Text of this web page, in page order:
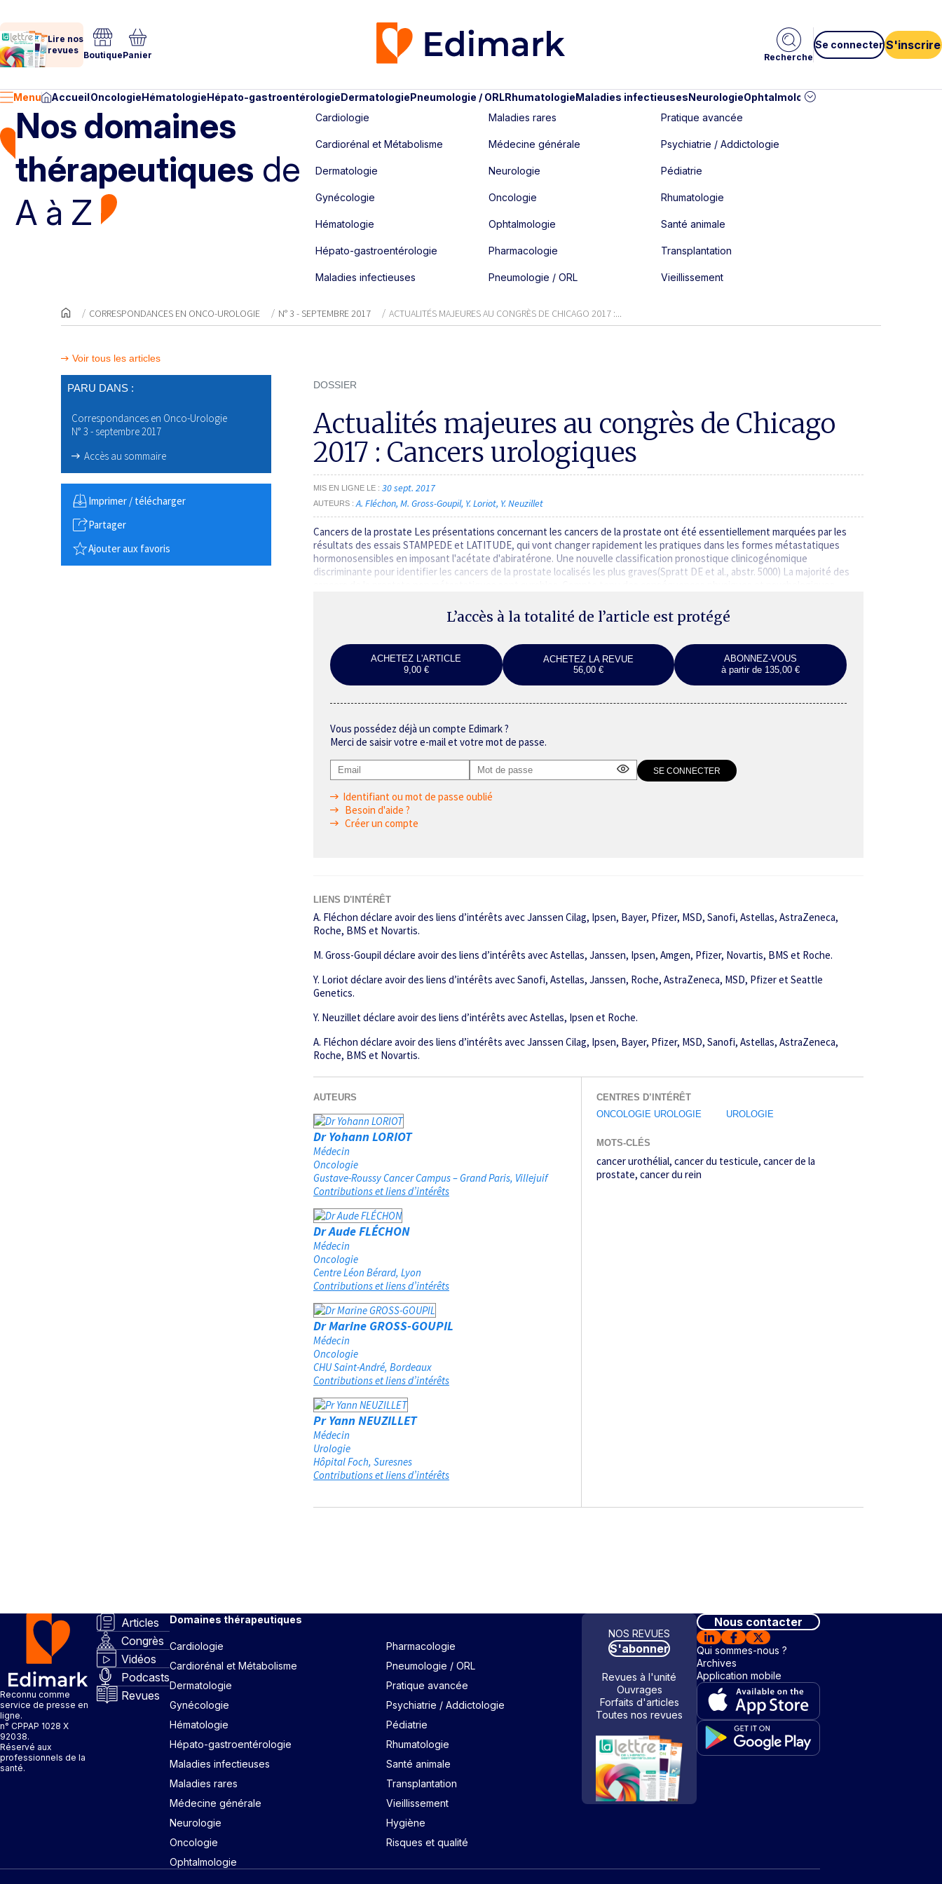
Lire nos
revues BoutiquePanier Recherche
Se connecter S'inscrire
Menu AccueilOncologieHématologieHépato-gastroentérologieDermatologiePneumologie / ORLRhumatologieMaladies infectieusesNeurologieOphtalmologie
Nos domaines
thérapeutiques de
A à Z
Cardiologie
Cardiorénal et Métabolisme
Dermatologie
Gynécologie
Hématologie
Hépato-gastroentérologie
Maladies infectieuses
Maladies rares
Médecine générale
Neurologie
Oncologie
Ophtalmologie
Pharmacologie
Pneumologie / ORL
Pratique avancée
Psychiatrie / Addictologie
Pédiatrie
Rhumatologie
Santé animale
Transplantation
Vieillissement
CORRESPONDANCES EN ONCO-UROLOGIE N° 3 - SEPTEMBRE 2017 ACTUALITÉS MAJEURES AU CONGRÈS DE CHICAGO 2017 :...
Voir tous les articles
PARU DANS :
Correspondances en Onco-Urologie
N° 3 - septembre 2017
Accès au sommaire
Imprimer / télécharger
Partager
Ajouter aux favoris
DOSSIER
Actualités majeures au congrès de Chicago
2017 : Cancers urologiques
MIS EN LIGNE LE 30 sept. 2017
AUTEURS A. Fléchon M. Gross-Goupil Y. Loriot Y. Neuzillet
Cancers de la prostate Les présentations concernant les cancers de la prostate ont été essentiellement marquées par les
résultats des essais STAMPEDE et LATITUDE, qui vont changer rapidement les pratiques dans les formes métastatiques
hormonosensibles en imposant l'acétate d'abiratérone. Une nouvelle classification pronostique clinicogénomique
discriminante pour identifier les cancers de la prostate localisés les plus graves(Spratt DE et al., abstr. 5000) La majorité des
L’accès à la totalité de l’article est protégé
ACHETEZ L'ARTICLE
9,00 €
ACHETEZ LA REVUE
56,00 €
ABONNEZ-VOUS
à partir de 135,00 €
Vous possédez déjà un compte Edimark ?
Merci de saisir votre e-mail et votre mot de passe.
Identifiant ou mot de passe oublié
Besoin d'aide ?
Créer un compte
LIENS D'INTÉRÊT
A. Fléchon déclare avoir des liens d’intérêts avec Janssen Cilag, Ipsen, Bayer, Pfizer, MSD, Sanofi, Astellas, AstraZeneca,
Roche, BMS et Novartis.
M. Gross-Goupil déclare avoir des liens d’intérêts avec Astellas, Janssen, Ipsen, Amgen, Pfizer, Novartis, BMS et Roche.
Y. Loriot déclare avoir des liens d’intérêts avec Sanofi, Astellas, Janssen, Roche, AstraZeneca, MSD, Pfizer et Seattle
Genetics.
Y. Neuzillet déclare avoir des liens d’intérêts avec Astellas, Ipsen et Roche.
A. Fléchon déclare avoir des liens d’intérêts avec Janssen Cilag, Ipsen, Bayer, Pfizer, MSD, Sanofi, Astellas, AstraZeneca,
Roche, BMS et Novartis.
AUTEURS
Dr Yohann LORIOT
Médecin
Oncologie
Gustave-Roussy Cancer Campus – Grand Paris Villejuif
Contributions et liens d’intérêts
Dr Aude FLÉCHON
Médecin
Oncologie
Centre Léon Bérard Lyon
Contributions et liens d’intérêts
Dr Marine GROSS-GOUPIL
Médecin
Oncologie
CHU Saint-André Bordeaux
Contributions et liens d’intérêts
Pr Yann NEUZILLET
Médecin
Urologie
Hôpital Foch Suresnes
Contributions et liens d’intérêts
CENTRES D’INTÉRÊT
ONCOLOGIE UROLOGIE
UROLOGIE
MOTS-CLÉS
cancer urothélial cancer du testicule cancer de la
prostate cancer du rein
Reconnu comme
service de presse en
ligne.
n° CPPAP 1028 X
92038.
Réservé aux
professionnels de la
santé.
Articles
Congrès
Vidéos
Podcasts
Revues
Domaines thérapeutiques
Cardiologie
Cardiorénal et Métabolisme
Dermatologie
Gynécologie
Hématologie
Hépato-gastroentérologie
Maladies infectieuses
Maladies rares
Médecine générale
Neurologie
Oncologie
Ophtalmologie
Pharmacologie
Pneumologie / ORL
Pratique avancée
Psychiatrie / Addictologie
Pédiatrie
Rhumatologie
Santé animale
Transplantation
Vieillissement
Hygiène
Risques et qualité
NOS REVUES
S'abonner
Revues à l'unité
Ouvrages
Forfaits d'articles
Toutes nos revues
Nous contacter
Qui sommes-nous ?
Archives
Application mobile